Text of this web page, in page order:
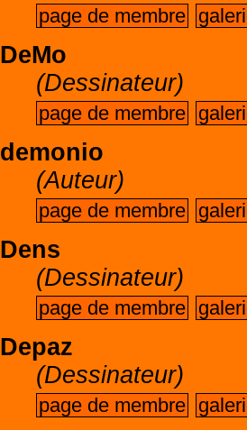
page de membre
DeMo
(Dessinateur)
page de membre
demonio
(Auteur)
page de membre
Dens
(Dessinateur)
page de membre
Depaz
(Dessinateur)
page de membre